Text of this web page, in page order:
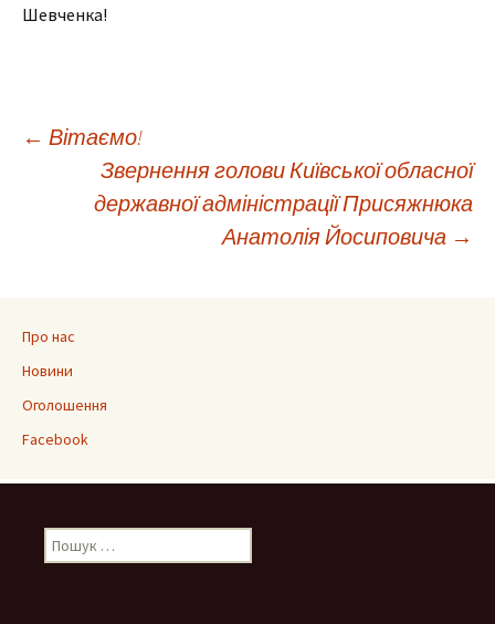
Шевченка!
Навігація
← Вітаємо!
Звернення голови Київської обласної
державної адміністрації Присяжнюка
Анатолія Йосиповича →
Про нас
Новини
Оголошення
Facebook
Пошук: